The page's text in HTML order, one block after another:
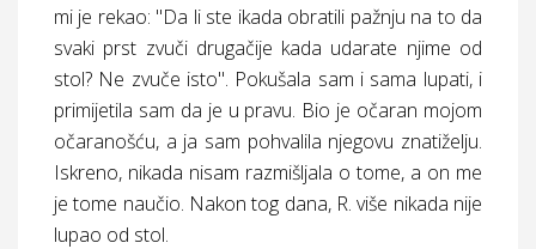
mi je rekao: "Da li ste ikada obratili pažnju na to da
svaki prst zvuči drugačije kada udarate njime od
stol? Ne zvuče isto". Pokušala sam i sama lupati, i
primijetila sam da je u pravu. Bio je očaran mojom
očaranošću, a ja sam pohvalila njegovu znatiželju.
Iskreno, nikada nisam razmišljala o tome, a on me
je tome naučio. Nakon tog dana, R. više nikada nije
lupao od stol.